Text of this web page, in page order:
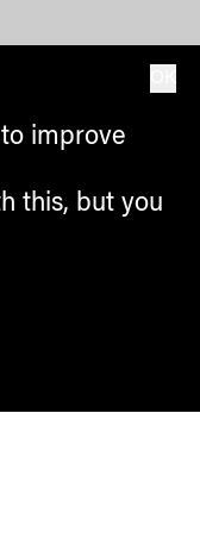
improve
this, but you